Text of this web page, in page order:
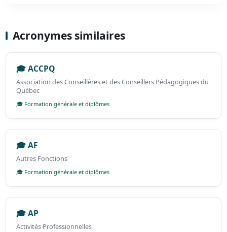
Acronymes similaires
🎓 ACCPQ
Association des Conseillères et des Conseillers Pédagogiques du
Québec
🎓 Formation générale et diplômes
🎓 AF
Autres Fonctions
🎓 Formation générale et diplômes
🎓 AP
Activités Professionnelles